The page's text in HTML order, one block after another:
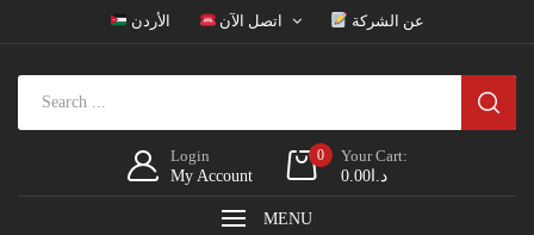
الأردن اتصل الآن عن الشركة
Login
My Account
0
Your Cart:
د.ا0.00
MENU